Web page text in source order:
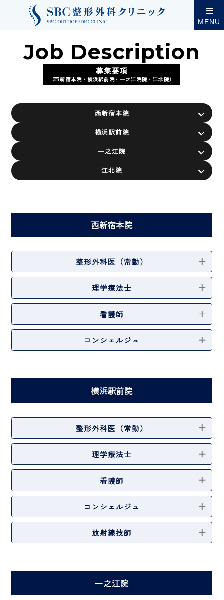
MENU
採用情報 募集要項（西新宿本院・横浜駅前院・一之江
Job Description
募集要項
（西新宿本院・横浜駅前院・一之江院院・江北院）
西新宿本院
横浜駅前院
一之江院
江北院
西新宿本院
整形外科医（常勤）
理学療法士
看護師
コンシェルジュ
横浜駅前院
整形外科医（常勤）
理学療法士
看護師
コンシェルジュ
放射線技師
一之江院